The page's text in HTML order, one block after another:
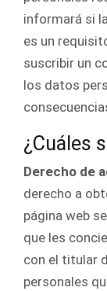
informará si
es un
suscribir un
los datos
¿Cuáles
Derecho de
derecho a
página web
que les
con el titular
personales